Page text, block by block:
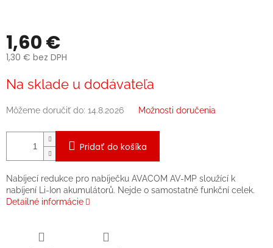
1,60 €
1,30 € bez DPH
cena:
Na sklade u dodávateľa
Môžeme doručiť do: 14.8.2026 Možnosti doručenia
Pridať do košíka
Nabíjecí redukce pro nabíječku AVACOM AV-MP sloužící k
nabíjení Li-Ion akumulátorů. Nejde o samostatně funkční celek.
Detailné informácie